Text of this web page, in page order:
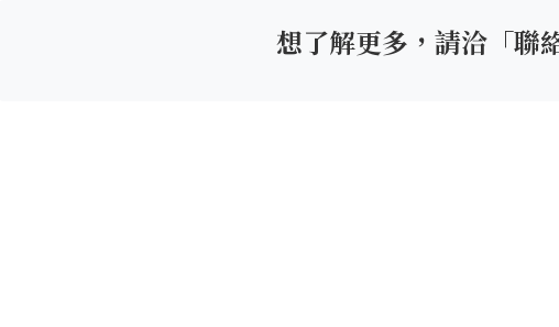
想了解更多，請洽「聯